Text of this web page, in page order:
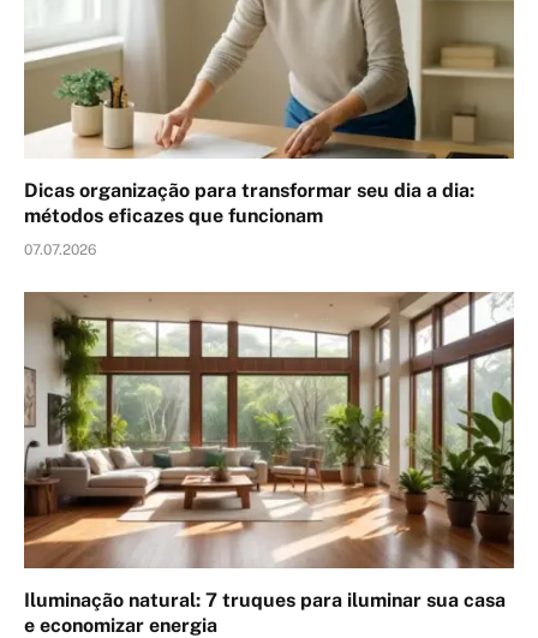
Dicas organização para transformar seu dia a dia:
métodos eficazes que funcionam
07.07.2026
Iluminação natural: 7 truques para iluminar sua casa
e economizar energia